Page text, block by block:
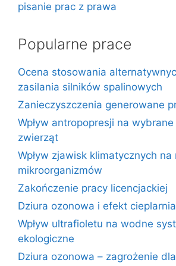
pisanie prac z prawa
Popularne prace
Ocena stosowania
zasilania silników spalinowych
Zanieczyszczenia generowane
Wpływ antropopresji na
zwierząt
Wpływ zjawisk klimatycznych na
mikroorganizmów
Zakończenie pracy licencjackiej
Dziura ozonowa i efekt
Wpływ ultrafioletu na wodne
ekologiczne
Dziura ozonowa – zagrożenie